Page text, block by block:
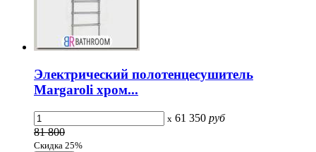
Электрический полотенцесушитель
Margaroli хром...
x 61 350 руб
81 800
Скидка 25%